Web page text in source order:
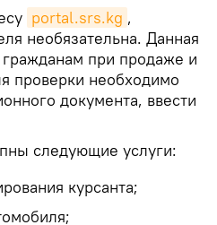
portal.srs.kg ,
необязательна. Данная
при продаже и
проверки необходимо
документа, ввести
следующие услуги:
курсанта;